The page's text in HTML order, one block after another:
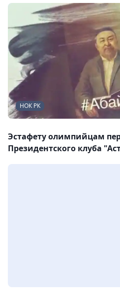
НОК РК
Эстафету олимпийцам
Президентского клуба